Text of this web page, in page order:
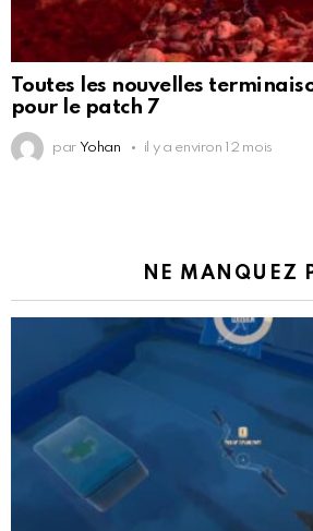
Toutes les nouvelles
pour le patch 7
par Yohan il y a environ 12 mois
NE MANQUEZ